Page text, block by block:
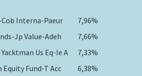
Cob Interna-Paeur
7,96%
Jp Value-Adeh
7,66%
Us Eq-Ie A
7,33%
Fund-T Acc
6,38%